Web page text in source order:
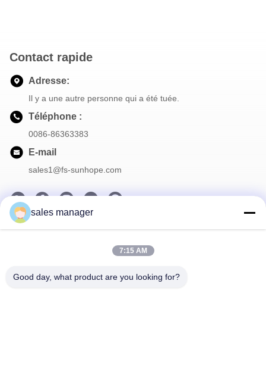
Contact rapide
Adresse:
Il y a une autre personne qui a été tuée.
Téléphone :
0086-86363383
E-mail
sales1@fs-sunhope.com
Notre Newsletter
Abonnez-vous à notre newsletter pour des réductions et plus
sales manager
7:15 AM
Good day, what product are you looking for?